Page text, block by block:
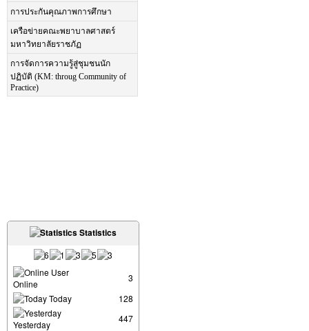
การประกันคุณภาพการศึกษา
เครือข่ายคณะพยาบาลศาสตร์
มหาวิทยาลัยราชภัฏ
การจัดการความรู้สู่ชุมชนนัก
ปฏิบัติ (KM: throug Community of
Practice)
Statistics
User
Online
3
Today
128
Yesterday
447